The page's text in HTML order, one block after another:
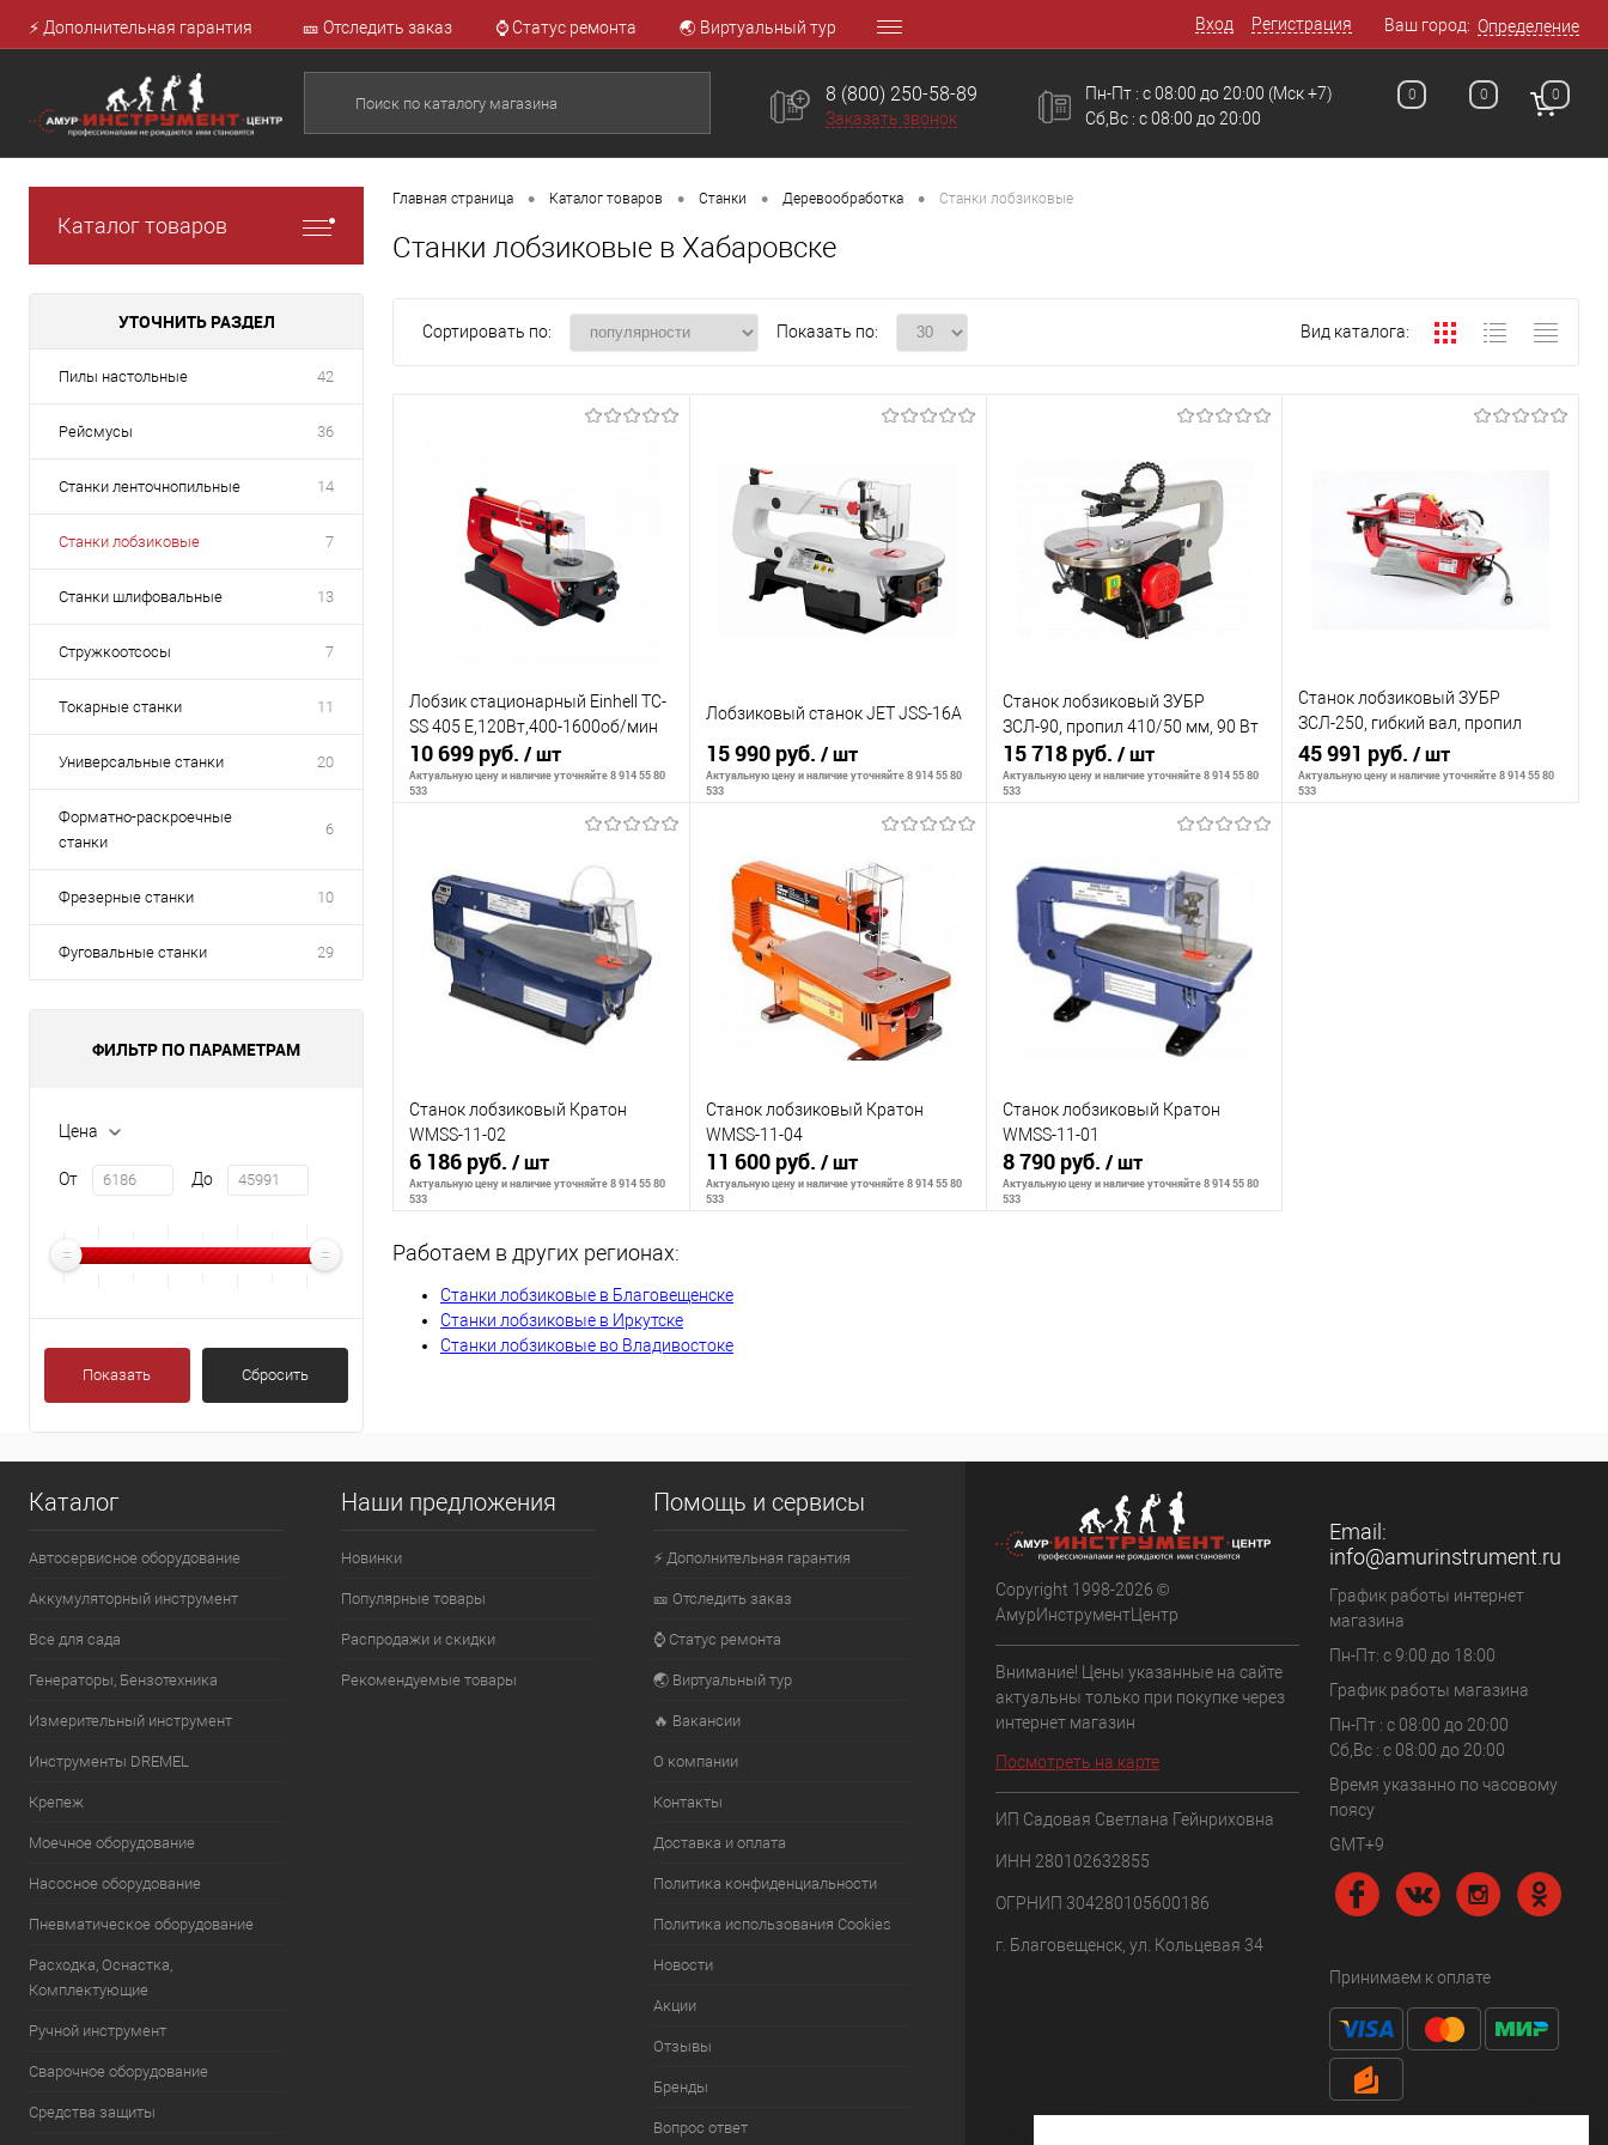
⚡ Дополнительная гарантия 🎫 Отследить заказ ⌚ Статус ремонта 🌏 Виртуальный тур Вход Регистрация Ваш город: Определение
8 (800) 250-58-89
Заказать звонок
Пн-Пт : с 08:00 до 20:00
Сб,Вс : с 08:00 до 20:00
(Мск +7) 0 0 0
Каталог товаров
УТОЧНИТЬ РАЗДЕЛ
Пилы настольные 42
Рейсмусы 36
Станки ленточнопильные 14
Станки лобзиковые 7
Станки шлифовальные 13
Стружкоотсосы 7
Токарные станки 11
Универсальные станки 20
Форматно-раскроечные
станки
6
Фрезерные станки 10
Фуговальные станки 29
ФИЛЬТР ПО ПАРАМЕТРАМ
Цена
От До
Показать Сбросить
Главная страница • Каталог товаров • Станки • Деревообработка • Станки лобзиковые
Станки лобзиковые в Хабаровске
Сортировать по: Показать по: Вид каталога:
Лобзик стационарный Einhell TC-
SS 405 E,120Вт,400-1600об/мин
10 699 руб. / шт
Актуальную цену и наличие уточняйте 8 914 55 80
533
В корзину
К сравнению
В избранное
В наличии
Лобзиковый станок JET JSS-16A
15 990 руб. / шт
Актуальную цену и наличие уточняйте 8 914 55 80
533
Сообщить о наличии
К сравнению
В избранное
Недоступно
Станок лобзиковый ЗУБР
ЗСЛ-90, пропил 410/50 мм, 90 Вт
15 718 руб. / шт
Актуальную цену и наличие уточняйте 8 914 55 80
533
Сообщить о наличии
К сравнению
В избранное
Недоступно
Станок лобзиковый ЗУБР
ЗСЛ-250, гибкий вал, пропил
457/51 мм, 250 Вт
45 991 руб./ шт
Актуальную цену и наличие уточняйте 8 914 55 80
533
Станок лобзиковый Кратон
WMSS-11-02
6 186 руб. / шт
Актуальную цену и наличие уточняйте 8 914 55 80
533
Сообщить о наличии
К сравнению
Станок лобзиковый Кратон
WMSS-11-04
11 600 руб. / шт
Актуальную цену и наличие уточняйте 8 914 55 80
533
К сравнению
Станок лобзиковый Кратон
WMSS-11-01
8 790 руб. / шт
Актуальную цену и наличие уточняйте 8 914 55 80
533
Работаем в других регионах:
Станки лобзиковые в Благовещенске
Станки лобзиковые в Иркутске
Станки лобзиковые во Владивостоке
Каталог
Автосервисное оборудование
Аккумуляторный инструмент
Все для сада
Генераторы, Бензотехника
Измерительный инструмент
Инструменты DREMEL
Крепеж
Моечное оборудование
Насосное оборудование
Пневматическое оборудование
Расходка, Оснастка,
Комплектующие
Ручной инструмент
Сварочное оборудование
Средства защиты
Наши предложения
Новинки
Популярные товары
Распродажи и скидки
Рекомендуемые товары
Помощь и сервисы
⚡ Дополнительная гарантия
🎫 Отследить заказ
⌚ Статус ремонта
🌏 Виртуальный тур
🔥 Вакансии
О компании
Контакты
Доставка и оплата
Политика конфиденциальности
Политика использования Cookies
Новости
Акции
Отзывы
Бренды
Вопрос ответ
Copyright 1998-2026 ©
АмурИнструментЦентр
Внимание! Цены указанные на сайте
актуальны только при покупке через
интернет магазин
Посмотреть на карте
ИП Садовая Светлана Гейнриховна
ИНН 280102632855
ОГРНИП 304280105600186
г. Благовещенск, ул. Кольцевая 34
Email:
info@amurinstrument.ru
График работы интернет
магазина
Пн-Пт: с 9:00 до 18:00
График работы магазина
Пн-Пт : с 08:00 до 20:00
Сб,Вс : с 08:00 до 20:00
Время указанно по часовому
поясу
GMT+9
Принимаем к оплате